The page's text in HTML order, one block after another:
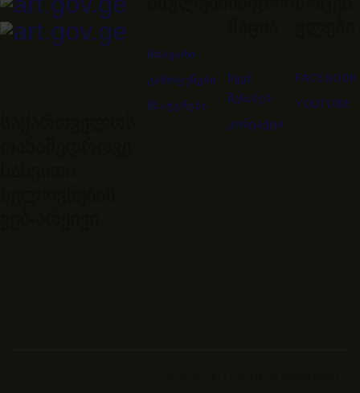
ᲛᲗᲐᲕᲐᲠᲘ
ᲒᲐᲛᲝᲤᲔᲜᲔᲑᲘ
ᲛᲮᲐᲢᲕᲠᲔᲑᲘ
ᲩᲕᲔᲜ
ᲨᲔᲡᲐᲮᲔᲑ
ᲙᲝᲜᲢᲐᲥᲢᲘ
FACEBOOK
YOUTUBE